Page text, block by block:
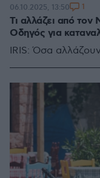
Τι αλλάζει από τον
Οδηγός για
IRIS: Όσα
06.10.2025, 13:50 1